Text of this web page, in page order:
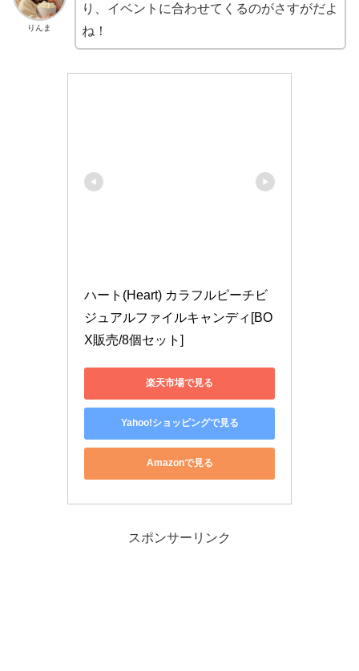
りんま
り、イベントに合わせてくるのがさすがだよ
ね！
ハート(Heart) カラフルピーチビ
ジュアルファイルキャンディ[BO
X販売/8個セット]
楽天市場で見る
Yahoo!ショッピングで見る
Amazonで見る
スポンサーリンク